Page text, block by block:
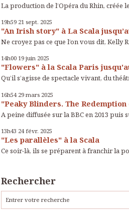
La production de l’Opéra du Rhin, créée
19h59 21 sept. 2025
"An Irish story" à La Scala
Ne croyez pas ce que l’on vous dit, Kelly
14h00 19 juin 2025
"Flowers" à la Scala Paris
Qu’il s’agisse de spectacle vivant, du
16h54 29 mars 2025
"Peaky Blinders. The Redemption
A peine diffusée sur la BBC en 2013 puis
13h43 24 févr. 2025
"Les parallèles" à la Scala
Ce soir-là, ils se préparent à franchir la
Rechercher